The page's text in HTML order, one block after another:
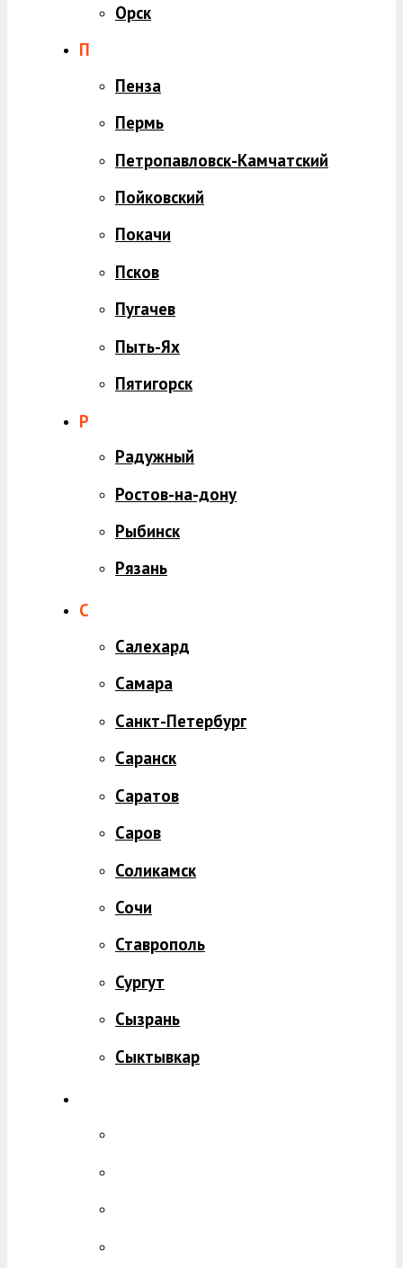
Орск
П
Пенза
Пермь
Петропавловск-Камчатский
Пойковский
Покачи
Псков
Пугачев
Пыть-Ях
Пятигорск
Р
Радужный
Ростов-на-дону
Рыбинск
Рязань
С
Салехард
Самара
Санкт-Петербург
Саранск
Саратов
Саров
Соликамск
Сочи
Ставрополь
Сургут
Сызрань
Сыктывкар